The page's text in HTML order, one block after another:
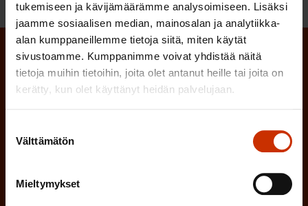
tukemiseen ja kävijämäärämme analysoimiseen. Lisäksi
jaamme sosiaalisen median, mainosalan ja analytiikka-
alan kumppaneillemme tietoja siitä, miten käytät
sivustoamme. Kumppanimme voivat yhdistää näitä
tietoja muihin tietoihin, joita olet antanut heille tai joita on
kerätty, kun olet käyttänyt heidän palvelujaan.
valinta
Välttämätön
Mieltymykset
Tilaa SAK:n uutiskirje ja pysy kartalla
tapahtumista
asiantuntijoiden näkemyksiä ja analyysejä.